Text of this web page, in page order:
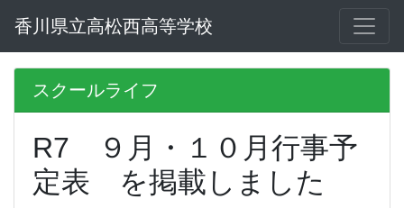
香川県立高松西高等学校
スクールライフ
R7 ９月・１０月行事予
定表 を掲載しました